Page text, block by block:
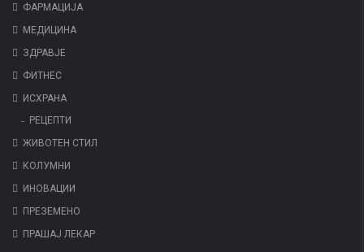
ФАРМАЦИЈА
МЕДИЦИНА
ЗДРАВЈЕ
ФИТНЕС
ИСХРАНА
РЕЦЕПТИ
ЖИВОТЕН СТИЛ
КОЛУМНИ
ИНОВАЦИИ
ПРЕЗЕМЕНО
ПРАШАЈ ЛЕКАР